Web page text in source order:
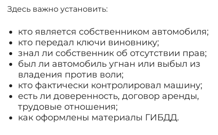
Здесь важно установить:
кто является собственником автомобиля;
кто передал ключи виновнику;
знал ли собственник об отсутствии прав;
был ли автомобиль угнан или выбыл из
владения против воли;
кто фактически контролировал машину;
есть ли доверенность, договор аренды,
трудовые отношения;
как оформлены материалы ГИБДД.